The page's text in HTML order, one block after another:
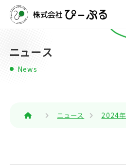
ニュース
News
ニュース 2024年